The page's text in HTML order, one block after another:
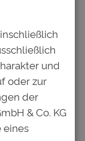
fühlen,
auch
des
auf den
und
und
oder zur
der
& Co. KG
eines